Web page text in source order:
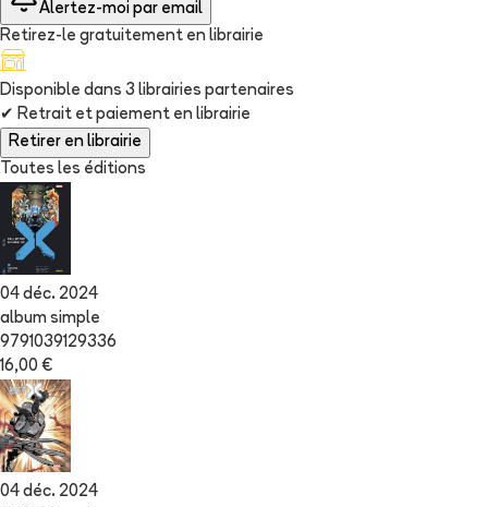
Alertez-moi par email
Retirez-le gratuitement en librairie
Disponible dans 3 librairies partenaires
✔ Retrait et paiement en librairie
Retirer en librairie
Toutes les éditions
04 déc. 2024
album simple
9791039129336
16,00 €
04 déc. 2024